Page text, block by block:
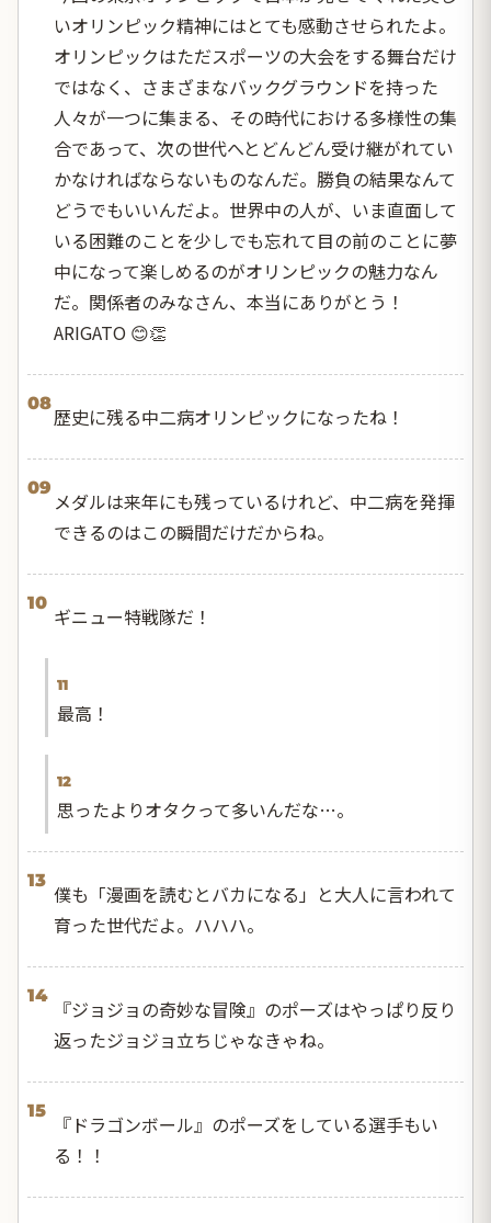
いオリンピック精神にはとても感動させられたよ。
オリンピックはただスポーツの大会をする舞台だけ
ではなく、さまざまなバックグラウンドを持った
人々が一つに集まる、その時代における多様性の集
合であって、次の世代へとどんどん受け継がれてい
かなければならないものなんだ。勝負の結果なんて
どうでもいいんだよ。世界中の人が、いま直面して
いる困難のことを少しでも忘れて目の前のことに夢
中になって楽しめるのがオリンピックの魅力なん
だ。関係者のみなさん、本当にありがとう！
ARIGATO 😊👏
08
歴史に残る中二病オリンピックになったね！
09
メダルは来年にも残っているけれど、中二病を発揮
できるのはこの瞬間だけだからね。
10
ギニュー特戦隊だ！
11
最高！
12
思ったよりオタクって多いんだな…。
13
僕も「漫画を読むとバカになる」と大人に言われて
育った世代だよ。ハハハ。
14
『ジョジョの奇妙な冒険』のポーズはやっぱり反り
返ったジョジョ立ちじゃなきゃね。
15
『ドラゴンボール』のポーズをしている選手もい
る！！